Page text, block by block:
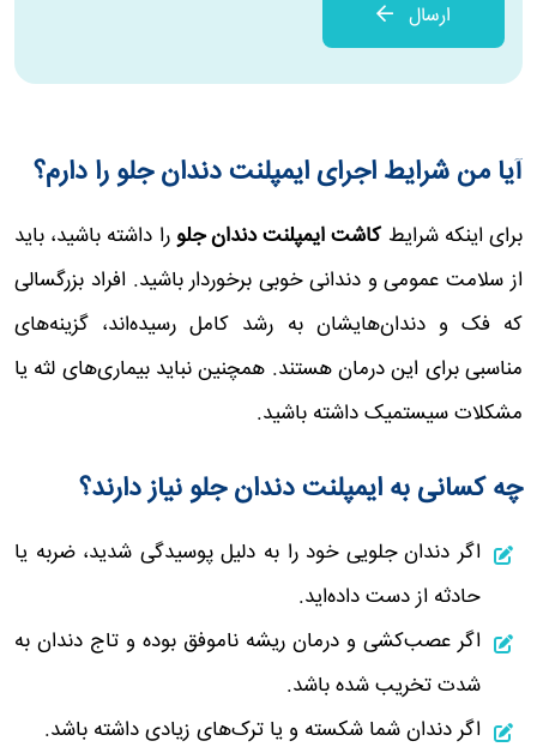
ارسال
آیا من شرایط اجرای ایمپلنت دندان جلو را دارم؟
برای اینکه شرایط کاشت ایمپلنت دندان جلورا داشته باشید، باید
از سلامت عمومی و دندانی خوبی برخوردار باشید. افراد بزرگسالی
که فک و دندان‌هایشان به رشد کامل رسیده‌اند، گزینه‌های
مناسبی برای این درمان هستند. همچنین نباید بیماری‌های لثه یا
مشکلات سیستمیک داشته باشید.
چه کسانی به ایمپلنت دندان جلو نیاز دارند؟
اگر دندان جلویی خود را به دلیل پوسیدگی شدید، ضربه یا
حادثه از دست داده‌اید.
اگر عصب‌کشی و درمان ریشه ناموفق بوده و تاج دندان به
شدت تخریب شده باشد.
اگر دندان شما شکسته و یا ترک‌های زیادی داشته باشد.